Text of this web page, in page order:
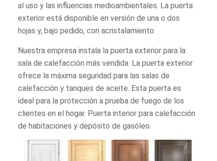
al uso y las influencias medioambientales. La puerta
exterior está disponible en versión de una o dos
hojas y, bajo pedido, con acristalamiento.
Nuestra empresa instala la puerta exterior para la
sala de calefacción más vendida. La puerta exterior
ofrece la máxima seguridad para las salas de
calefacción y tanques de aceite. Esta puerta es
ideal para la protección a prueba de fuego de los
clientes en el hogar. Puerta interior para calefacción
de habitaciones y depósito de gasóleo.